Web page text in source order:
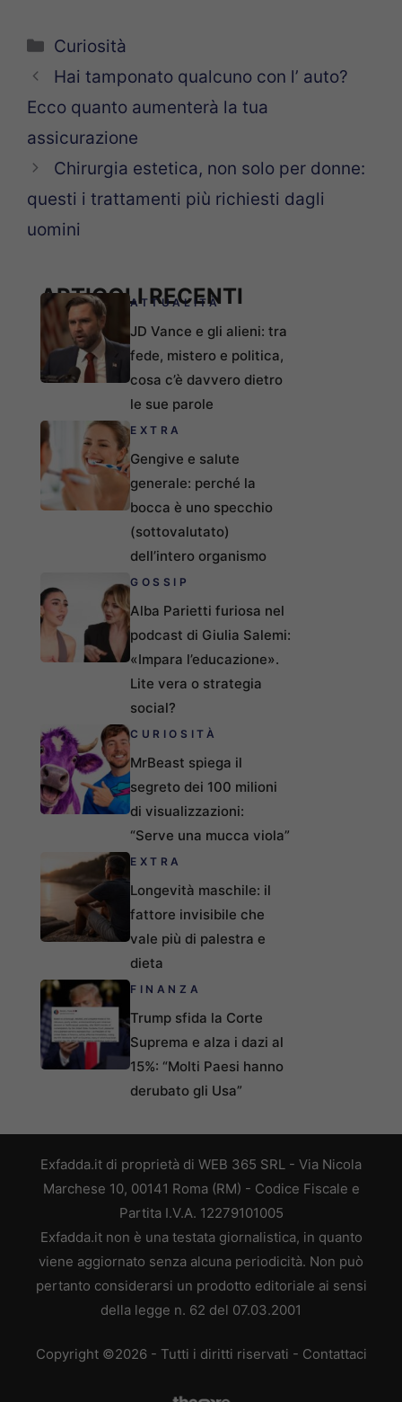
Categorie
Curiosità
Hai tamponato qualcuno con l’ auto?
Ecco quanto aumenterà la tua
assicurazione
Chirurgia estetica, non solo per donne:
questi i trattamenti più richiesti dagli
uomini
ARTICOLI RECENTI
ATTUALITÀ
JD Vance e gli alieni: tra
fede, mistero e politica,
cosa c’è davvero dietro
le sue parole
EXTRA
Gengive e salute
generale: perché la
bocca è uno specchio
(sottovalutato)
dell’intero organismo
GOSSIP
Alba Parietti furiosa nel
podcast di Giulia Salemi:
«Impara l’educazione».
Lite vera o strategia
social?
CURIOSITÀ
MrBeast spiega il
segreto dei 100 milioni
di visualizzazioni:
“Serve una mucca viola”
EXTRA
Longevità maschile: il
fattore invisibile che
vale più di palestra e
dieta
FINANZA
Trump sfida la Corte
Suprema e alza i dazi al
15%: “Molti Paesi hanno
derubato gli Usa”
Exfadda.it di proprietà di WEB 365 SRL - Via Nicola
Marchese 10, 00141 Roma (RM) - Codice Fiscale e
Partita I.V.A. 12279101005
Exfadda.it non è una testata giornalistica, in quanto
viene aggiornato senza alcuna periodicità. Non può
pertanto considerarsi un prodotto editoriale ai sensi
della legge n. 62 del 07.03.2001
Copyright ©2026 - Tutti i diritti riservati - Contattaci